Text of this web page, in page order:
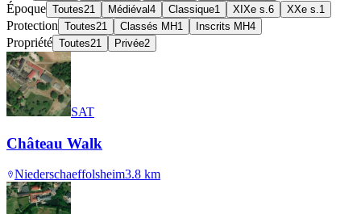
Époque Toutes21 Médiéval 4 Classique1 XIXe s. 6 XXe s. 1
Protection Toutes21 Classés MH1 Inscrits MH4
Propriété Toutes21 Privée2
SAT
Château Walk
Niederschaeffolsheim3.8 km